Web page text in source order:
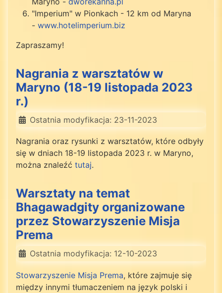
"Imperium" w Pionkach - 12 km od Maryna
- www.hotelimperium.biz
Zapraszamy!
Nagrania z warsztatów w
Maryno (18-19 listopada 2023
r.)
Ostatnia modyfikacja: 23-11-2023
Nagrania oraz rysunki z warsztatów, które odbyły
się w dniach 18-19 listopada 2023 r. w Maryno,
można znaleźć tutaj.
Warsztaty na temat
Bhagawadgity organizowane
przez Stowarzyszenie Misja
Prema
Ostatnia modyfikacja: 12-10-2023
Stowarzyszenie Misja Prema, które zajmuje się
między innymi tłumaczeniem na język polski i